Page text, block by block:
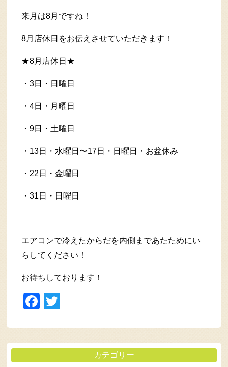
来月は8月ですね！
8月店休日をお伝えさせていただきます！
★8月店休日★
・3日・日曜日
・4日・月曜日
・9日・土曜日
・13日・水曜日〜17日・日曜日・お盆休み
・22日・金曜日
・31日・日曜日
エアコンで冷えたからだを内側まであたためにい
らしてください！
お待ちしております！
Facebook
カテゴリー